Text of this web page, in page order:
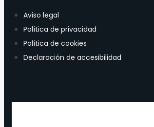
Aviso legal
Política de privacidad
Política de cookies
Declaración de accesibilidad